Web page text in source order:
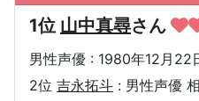
1位 山中真尋さん
男性声優 : 1980年12月22
2位 吉永拓斗 : 男性声優